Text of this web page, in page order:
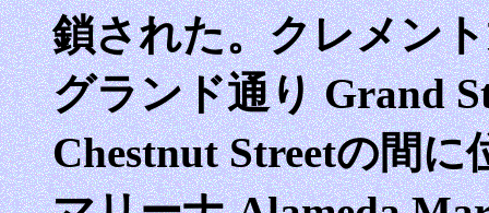
鎖された。クレメン
グランド通り Grand
Chestnut Streetの間